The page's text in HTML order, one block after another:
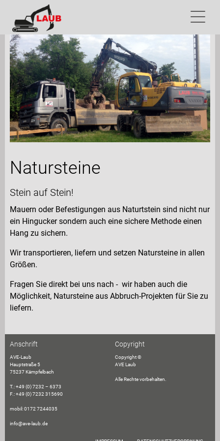
Natursteine
Stein auf Stein!
Mauern oder Befestigungen aus Naturtstein sind nicht nur
ein Hingucker sondern auch eine sichere Methode einen
Hang zu sichern.
Wir transportieren, liefern und setzen Natursteine in allen
Größen.
Fragen Sie direkt bei uns nach - wir haben auch die
Möglichkeit, Natursteine aus Abbruch-Projekten für Sie zu
liefern.
Anschrift
AVE-Laub
Hauptstraße 5
75237 Kämpfelbach
T.: +49 (0) 7232 – 6373
F.: +49 (0) 7232 315690
mobil: 0172 7244035
info@ave-laub.de
Copyright
Copyright ©
AVE Laub
Alle Rechte vorbehalten.